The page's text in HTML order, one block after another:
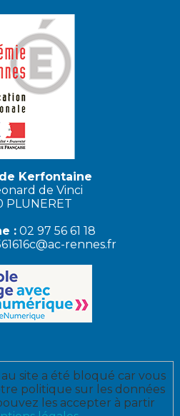
Kerfontaine
de Vinci
PLUNERET
: 02 97 56 61 18
rennes.fr
site a été bloqué car vous
politique sur les données
les accepter à partir